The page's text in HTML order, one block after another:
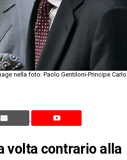
nella foto: Paolo Gentiloni-Principe Carlo
volta contrario alla